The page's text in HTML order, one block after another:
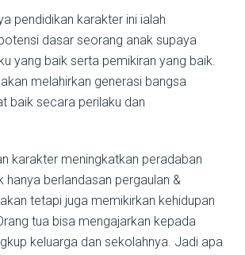
pendidikan karakter ini ialah
dasar seorang anak supaya
yang baik serta pemikiran yang baik.
melahirkan generasi bangsa
baik secara perilaku dan
karakter meningkatkan peradaban
hanya berlandasan pergaulan &
tetapi juga memikirkan kehidupan
tua bisa mengajarkan kepada
keluarga dan sekolahnya. Jadi apa